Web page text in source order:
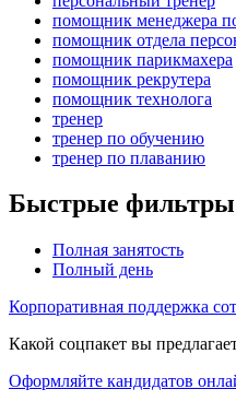
помощник менеджера
помощник отдела
помощник парикмахера
помощник рекрутера
помощник технолога
тренер
тренер по обучению
тренер по плаванию
Быстрые фильтры
Полная занятость
Полный день
Корпоративная поддержка
Какой соцпакет вы
Оформляйте кандидатов